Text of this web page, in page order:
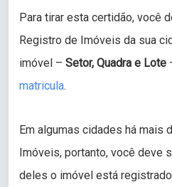
Para tirar esta certidão, você
Registro de Imóveis da sua
imóvel – Setor, Quadra e Lote
matricula.
Em algumas cidades há mais
Imóveis, portanto, você deve
deles o imóvel está